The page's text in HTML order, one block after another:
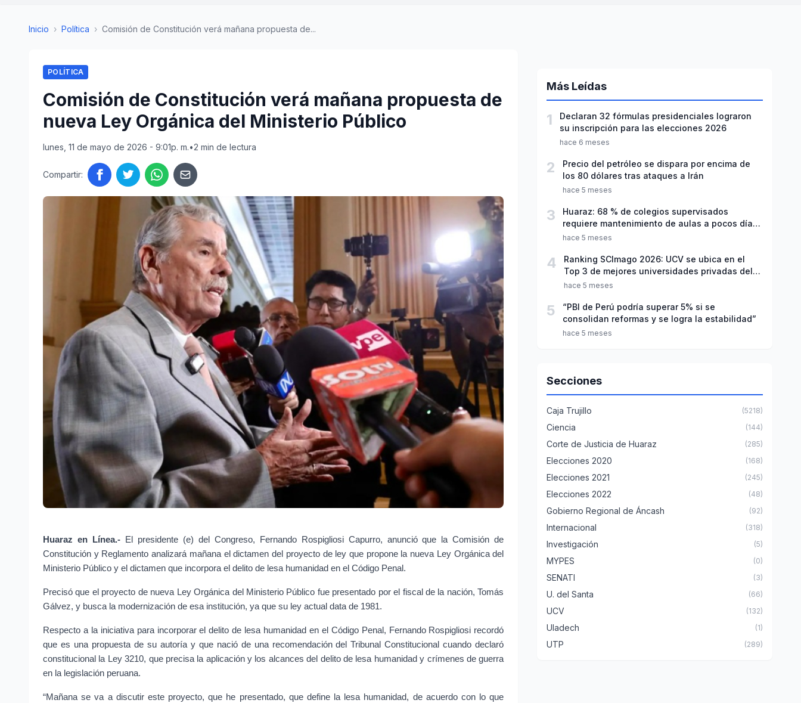
Inicio › Política › Comisión de Constitución verá mañana propuesta de...
POLÍTICA
Comisión de Constitución verá mañana propuesta de
nueva Ley Orgánica del Ministerio Público
lunes, 11 de mayo de 2026 - 9:01p. m.•2 min de lectura
Compartir:
Huaraz en Línea.- El presidente (e) del Congreso, Fernando Rospigliosi Capurro, anunció que la Comisión de
Constitución y Reglamento analizará mañana el dictamen del proyecto de ley que propone la nueva Ley Orgánica del
Ministerio Público y el dictamen que incorpora el delito de lesa humanidad en el Código Penal.
Precisó que el proyecto de nueva Ley Orgánica del Ministerio Público fue presentado por el fiscal de la nación, Tomás
Gálvez, y busca la modernización de esa institución, ya que su ley actual data de 1981.
Respecto a la iniciativa para incorporar el delito de lesa humanidad en el Código Penal, Fernando Rospigliosi recordó
que es una propuesta de su autoría y que nació de una recomendación del Tribunal Constitucional cuando declaró
constitucional la Ley 3210, que precisa la aplicación y los alcances del delito de lesa humanidad y crímenes de guerra
en la legislación peruana.
“Mañana se va a discutir este proyecto, que he presentado, que define la lesa humanidad, de acuerdo con lo que
Más Leídas
1
Declaran 32 fórmulas presidenciales lograron
su inscripción para las elecciones 2026
hace 6 meses
2
Precio del petróleo se dispara por encima de
los 80 dólares tras ataques a Irán
hace 5 meses
3
Huaraz: 68 % de colegios supervisados
requiere mantenimiento de aulas a pocos días
de inicio del año escolar 2026
hace 5 meses
4
Ranking SCImago 2026: UCV se ubica en el
Top 3 de mejores universidades privadas del
Perú
hace 5 meses
5
“PBI de Perú podría superar 5% si se
consolidan reformas y se logra la estabilidad”
hace 5 meses
Secciones
Caja Trujillo (5218)
Ciencia (144)
Corte de Justicia de Huaraz (285)
Elecciones 2020 (168)
Elecciones 2021 (245)
Elecciones 2022 (48)
Gobierno Regional de Áncash (92)
Internacional (318)
Investigación (5)
MYPES (0)
SENATI (3)
U. del Santa (66)
UCV (132)
Uladech (1)
UTP (289)